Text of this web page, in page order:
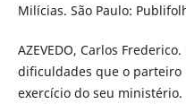
Milícias. São Paulo:
AZEVEDO, Carlos
dificuldades que o
exercício do seu ministério.